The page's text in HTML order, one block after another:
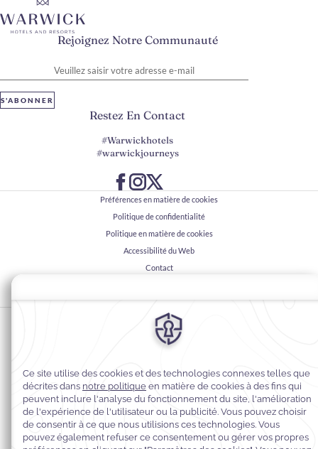
Rejoignez Notre Communauté
S'ABONNER
Restez En Contact
#Warwickhotels
#warwickjourneys
Préférences en matière de cookies
Politique de confidentialité
Politique en matière de cookies
Accessibilité du Web
Contact
Warwick Hotels & Resorts, Tous droits réservés